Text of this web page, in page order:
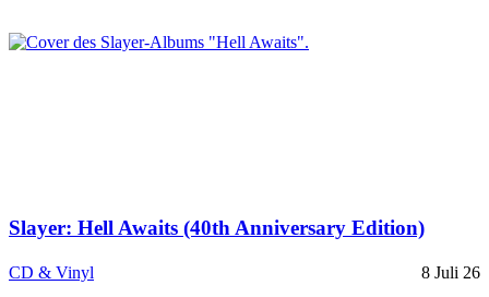
Slayer: Hell Awaits (40th Anniversary Edition)
CD & Vinyl 8 Juli 26